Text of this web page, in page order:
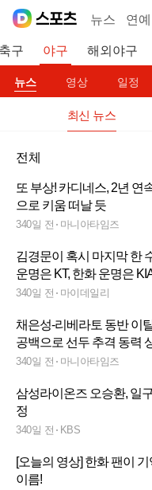
뉴스 연예
구 야구 해외야구
뉴스 영상 일정
최신 뉴스
전체
또 부상! 카디네스, 2년 연
으로 키움 떠날 듯
340일 전 마니아타임즈
김경문이 혹시 마지막 한
운명은 KT, 한화 운명은
싸움 진짜 끝났나
340일 전 마이데일리
채은성-리베라토 동반 이
공백으로 선두 추격 동력
340일 전 마니아타임즈
삼성라이온즈 오승환, 일
정
340일 전 KBS
[오늘의 영상] 한화 팬이
이름!